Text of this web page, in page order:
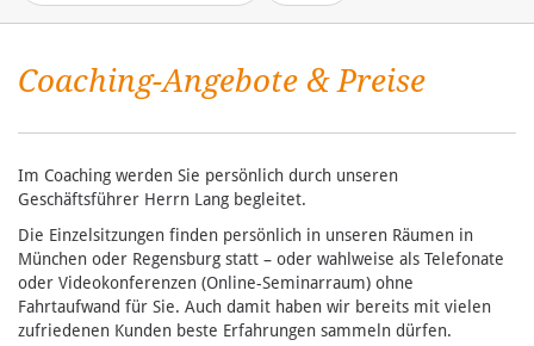
Coaching-Angebote & Preise
Im Coaching werden Sie persönlich durch unseren
Geschäftsführer Herrn Lang begleitet.
Die Einzelsitzungen finden persönlich in unseren Räumen in
München oder Regensburg statt – oder wahlweise als Telefonate
oder Videokonferenzen (Online-Seminarraum) ohne
Fahrtaufwand für Sie. Auch damit haben wir bereits mit vielen
zufriedenen Kunden beste Erfahrungen sammeln dürfen.